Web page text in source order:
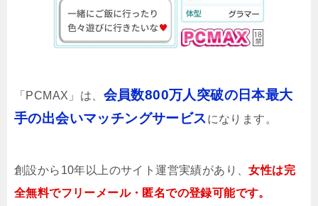
「PCMAX」は、 会員数800万人突破の日本最大
手の出会いマッチングサービスになります。
創設から10年以上のサイト運営実績があり、女性は完
全無料でフリーメール・匿名での登録可能です。